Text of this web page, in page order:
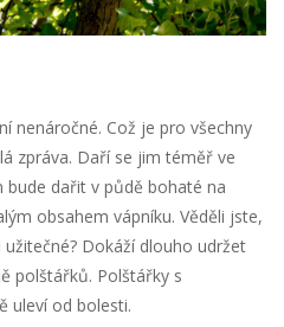
nenáročné. Což je pro všechny
zpráva. Daří se jim téměř ve
dařit v půdě bohaté na
obsahem vápníku. Věděli jste,
užitečné? Dokáží dlouho udržet
polštářků. Polštářky s
uleví od bolesti.